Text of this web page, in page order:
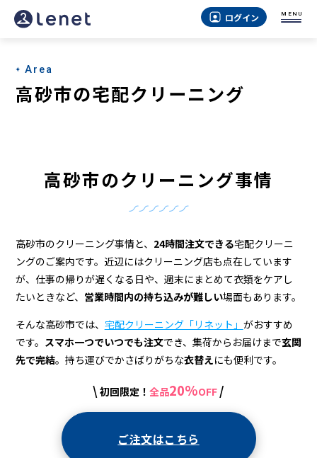
高
市
の
グ
店
＆
宅
配
ク
ログイン MENU
Area
高砂市の宅配クリーニング
高砂市のクリーニング事情
高砂市のクリーニング事情と、 24時間注文できる宅配クリーニ
ングのご案内です。近辺にはクリーニング店も点在しています
が、仕事の帰りが遅くなる日や、週末にまとめて衣類をケアし
たいときなど、 営業時間内の持ち込みが難しい場面もあります。
そんな高砂市では、 宅配クリーニング「リネット」 がおすすめ
です。 スマホ一つでいつでも注文でき、集荷からお届けまで玄関
先で完結。持ち運びでかさばりがちな衣替えにも便利です。
\ 初回限定！ 全品20%OFF /
ご注文はこちら